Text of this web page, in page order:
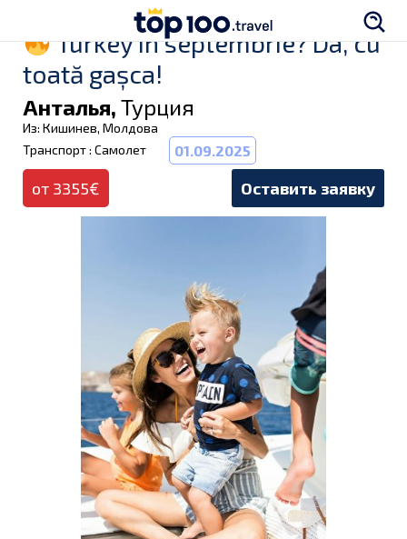
Turkey în septembrie? Da, cu
toată gașca!
Анталья, Турция
Из: Кишинев, Молдова
Транспорт : Самолет
01.09.2025
от 3355€ Оставить заявку